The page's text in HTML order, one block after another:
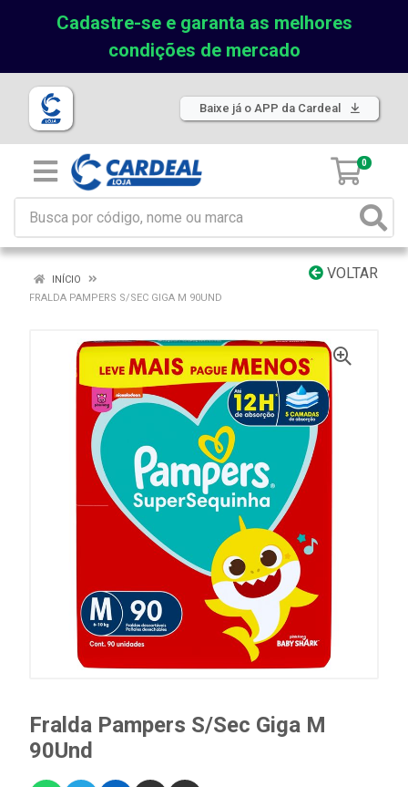
Cadastre-se e garanta as melhores
condições de mercado
Baixe já o APP da Cardeal
0
VOLTAR
INÍCIO
FRALDA PAMPERS S/SEC GIGA M 90UND
Fralda Pampers S/Sec Giga M
90Und